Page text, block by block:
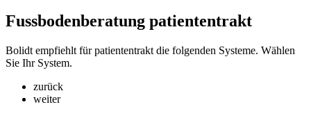
Fussbodenberatung patiententrakt
Bolidt empfiehlt für patiententrakt die folgenden Systeme. Wählen
Sie Ihr System.
zurück
weiter